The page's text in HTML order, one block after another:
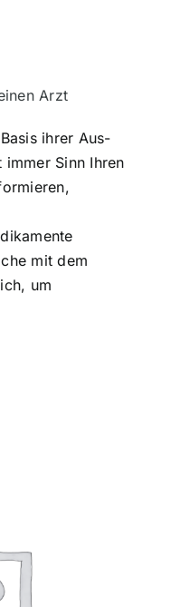
Arzt
ihrer Aus-
immer Sinn Ihren
mit dem
um